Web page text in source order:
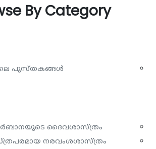
By Category
പുസ്തകങ്ങൾ
ദൈവശാസ്ത്രം
നരവംശശാസ്ത്രം